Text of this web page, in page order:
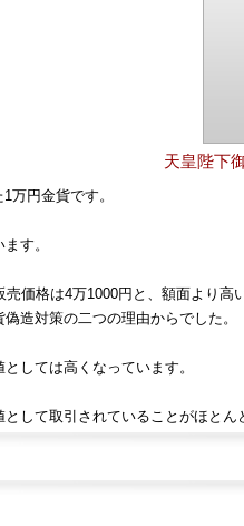
天皇陛下
万円金貨です。
す。
価格は4万1000円と、額面より高
造対策の二つの理由からでした。
しては高くなっています。
して取引されていることがほとん